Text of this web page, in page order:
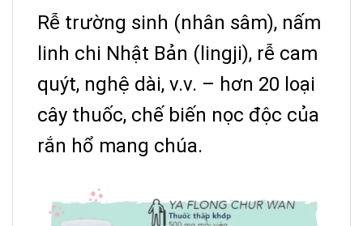
Rễ trường sinh (nhân sâm), nấm
linh chi Nhật Bản (lingji), rễ cam
quýt, nghệ dài, v.v. – hơn 20 loại
cây thuốc, chế biến nọc độc của
rắn hổ mang chúa.